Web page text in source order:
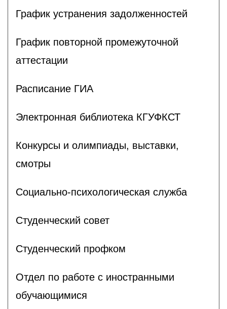
График устранения задолженностей
График повторной промежуточной
аттестации
Расписание ГИА
Электронная библиотека КГУФКСТ
Конкурсы и олимпиады, выставки,
смотры
Социально-психологическая служба
Студенческий совет
Студенческий профком
Отдел по работе с иностранными
обучающимися